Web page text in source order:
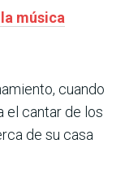
música
cuando
el cantar de los
de su casa